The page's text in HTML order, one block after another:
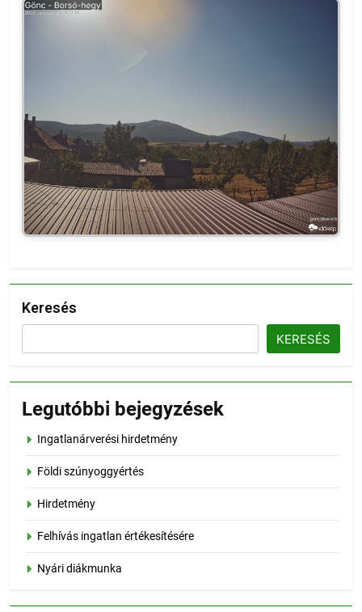
Keresés
KERESÉS
Legutóbbi bejegyzések
Ingatlanárverési hirdetmény
Földi szúnyoggyértés
Hirdetmény
Felhívás ingatlan értékesítésére
Nyári diákmunka